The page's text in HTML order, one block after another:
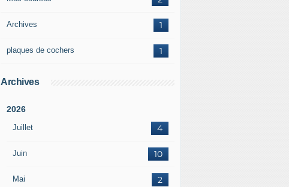
1
Archives
1
plaques de cochers
Archives
2026
Juillet 4
Juin 10
Mai 2